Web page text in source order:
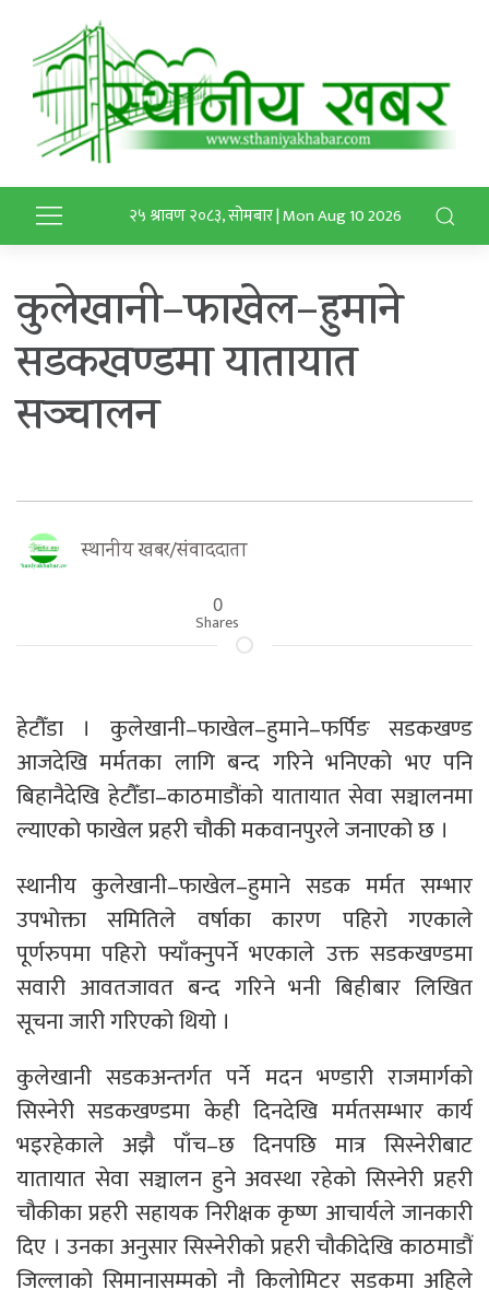
२५ श्रावण २०८३, सोमबार | Mon Aug 10 2026
कुलेखानी–फाखेल–हुमाने
सडकखण्डमा यातायात
सञ्चालन
स्थानीय खबर/संवाददाता
0
Shares
हेटौँडा । कुलेखानी–फाखेल–हुमाने–फर्पिङ सडकखण्ड
आजदेखि मर्मतका लागि बन्द गरिने भनिएको भए पनि
बिहानैदेखि हेटौँडा–काठमाडौंको यातायात सेवा सञ्चालनमा
ल्याएको फाखेल प्रहरी चौकी मकवानपुरले जनाएको छ ।
स्थानीय कुलेखानी–फाखेल–हुमाने सडक मर्मत सम्भार
उपभोक्ता समितिले वर्षाका कारण पहिरो गएकाले
पूर्णरुपमा पहिरो फ्याँक्नुपर्ने भएकाले उक्त सडकखण्डमा
सवारी आवतजावत बन्द गरिने भनी बिहीबार लिखित
सूचना जारी गरिएको थियो ।
कुलेखानी सडकअन्तर्गत पर्ने मदन भण्डारी राजमार्गको
सिस्नेरी सडकखण्डमा केही दिनदेखि मर्मतसम्भार कार्य
भइरहेकाले अझै पाँच–छ दिनपछि मात्र सिस्नेरीबाट
यातायात सेवा सञ्चालन हुने अवस्था रहेको सिस्नेरी प्रहरी
चौकीका प्रहरी सहायक निरीक्षक कृष्ण आचार्यले जानकारी
दिए । उनका अनुसार सिस्नेरीको प्रहरी चौकीदेखि काठमाडौं
जिल्लाको सिमानासम्मको नौ किलोमिटर सडकमा अहिले